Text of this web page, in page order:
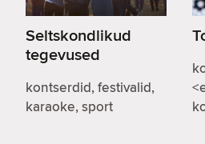
Seltskondlikud
tegevused
kontserdid, festivalid,
karaoke, sport